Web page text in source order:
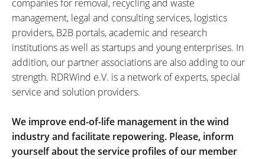
companies for removal, recycling and waste
management, legal and consulting services, logistics
providers, B2B portals, academic and research
institutions as well as startups and young enterprises. In
addition, our partner associations are also adding to our
strength. RDRWind e.V. is a network of experts, special
service and solution providers.
We improve end-of-life management in the wind
industry and facilitate repowering. Please, inform
yourself about the service profiles of our member